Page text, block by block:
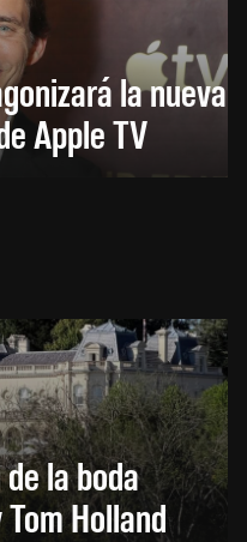
la nueva
Apple TV
la boda
Holland